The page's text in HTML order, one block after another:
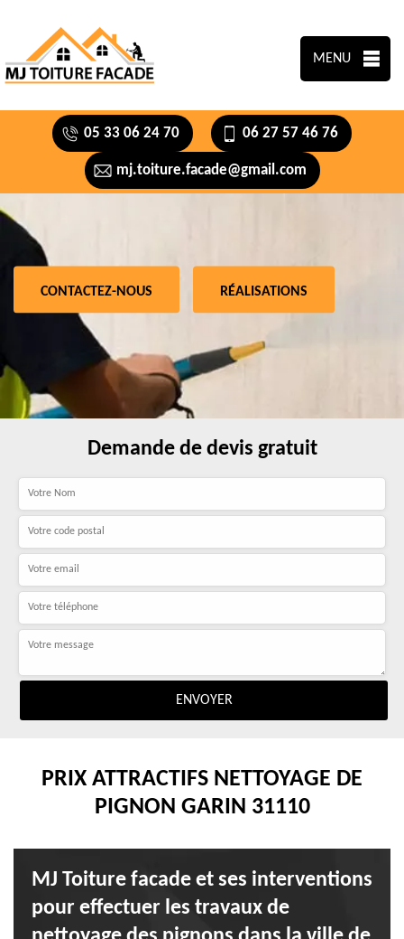
MENU
05 33 06 24 70 06 27 57 46 76
mj.toiture.facade@gmail.com
CONTACTEZ-NOUS RÉALISATIONS
Demande de devis gratuit
PRIX ATTRACTIFS NETTOYAGE DE
PIGNON GARIN 31110
MJ Toiture facade et ses interventions
pour effectuer les travaux de